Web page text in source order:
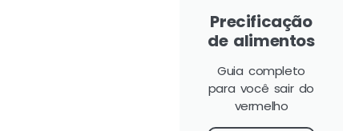
Precificação
de alimentos
Guia completo
para você sair do
vermelho